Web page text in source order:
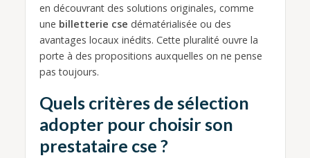
en découvrant des solutions originales, comme
une billetterie cse dématérialisée ou des
avantages locaux inédits. Cette pluralité ouvre la
porte à des propositions auxquelles on ne pense
pas toujours.
Quels critères de sélection
adopter pour choisir son
prestataire cse ?